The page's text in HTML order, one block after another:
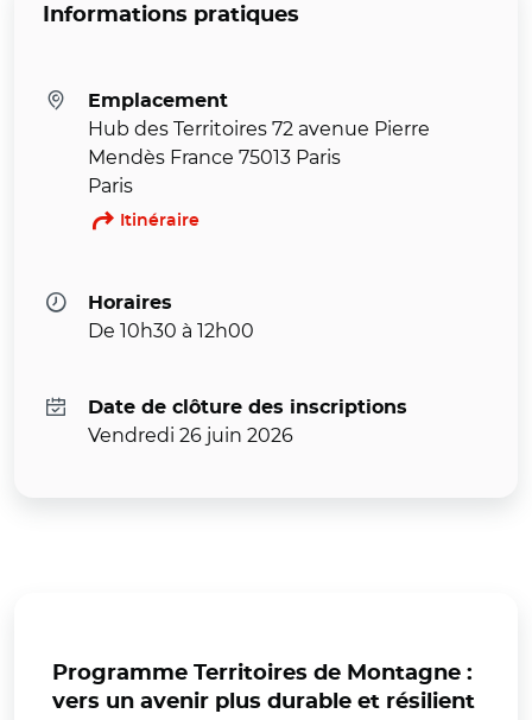
Informations pratiques
Emplacement
Hub des Territoires 72 avenue Pierre
Mendès France 75013 Paris
Paris
Itinéraire
Horaires
De 10h30 à 12h00
Date de clôture des inscriptions
Vendredi 26 juin 2026
Programme Territoires de Montagne :
vers un avenir plus durable et résilient